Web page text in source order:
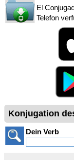
El
Telefon
Konjugation
Dein Verb